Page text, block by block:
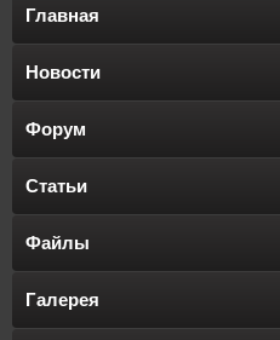
Главная
Новости
Форум
Статьи
Файлы
Галерея